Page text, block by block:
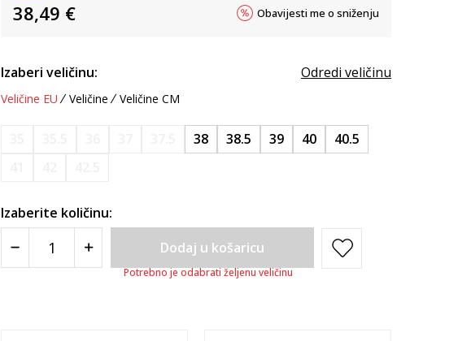
38,49 € Obavijesti me o sniženju
Izaberi veličinu: Odredi veličinu
Veličine EU Veličine Veličine CM
38 38.5 39 40
40.5
Izaberite količinu:
Dodaj u košaricu
Potrebno je odabrati željenu veličinu